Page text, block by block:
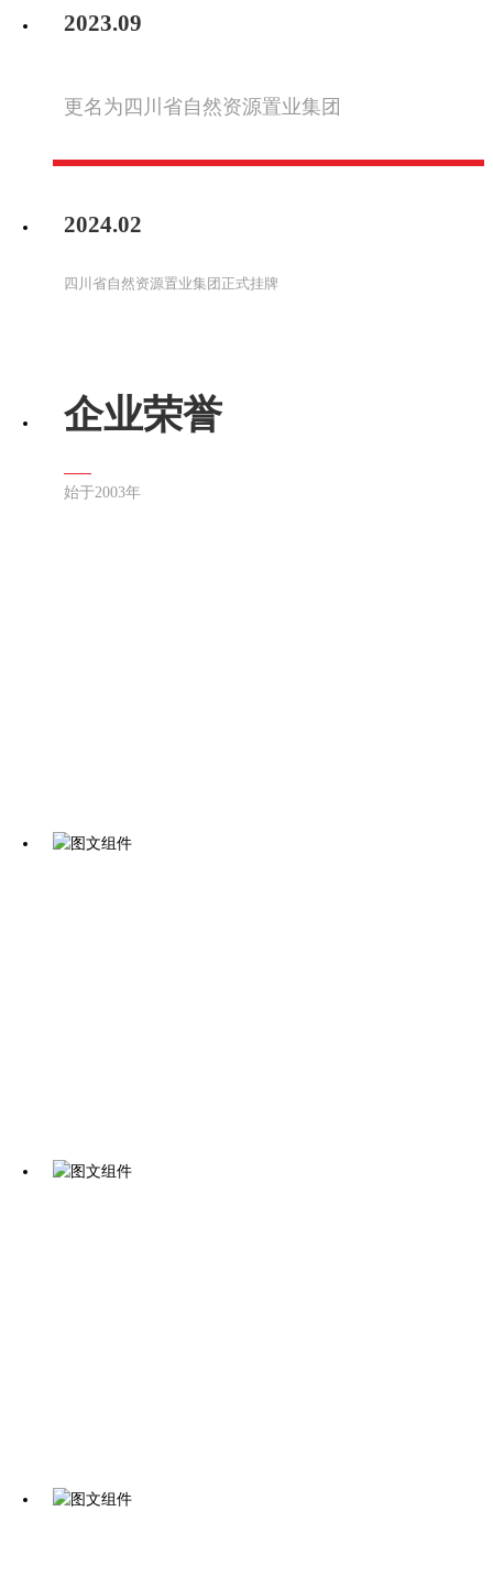
2023.09
更名为四川省自然资源置业集团
2024.02
四川省自然资源置业集团正式挂牌
企业荣誉
始于2003年